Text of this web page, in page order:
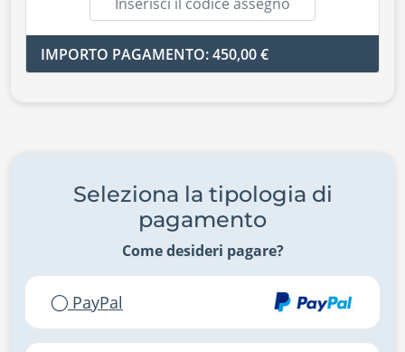
IMPORTO PAGAMENTO: 450,00 €
Seleziona la tipologia di
pagamento
Come desideri pagare?
PayPal